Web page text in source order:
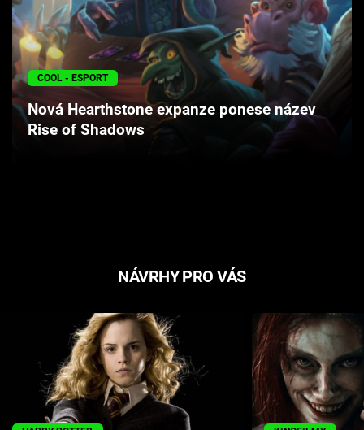
Hry
Cool Esport
Pořady
COOL - ESPORT
Nová Hearthstone expanze ponese název
Rise of Shadows
NÁVRHY PRO VÁS